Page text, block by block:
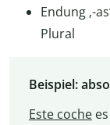
Endung ‚-
Plural
Beispiel:
Este cochees